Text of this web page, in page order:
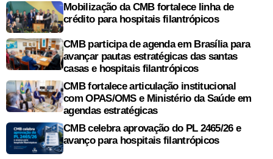
Mobilização da CMB fortalece linha de
crédito para hospitais filantrópicos
CMB participa de agenda em Brasília para
avançar pautas estratégicas das santas
casas e hospitais filantrópicos
CMB fortalece articulação institucional
com OPAS/OMS e Ministério da Saúde em
agendas estratégicas
CMB celebra aprovação do PL 2465/26 e
avanço para hospitais filantrópicos